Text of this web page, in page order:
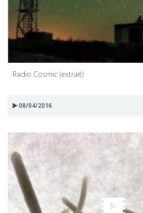
Radio Cosmic (extrait)
08/04/2016